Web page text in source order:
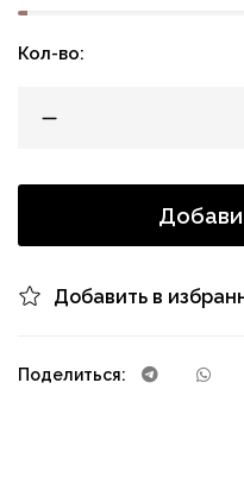
Кол-во:
Добавить в
Поделиться: